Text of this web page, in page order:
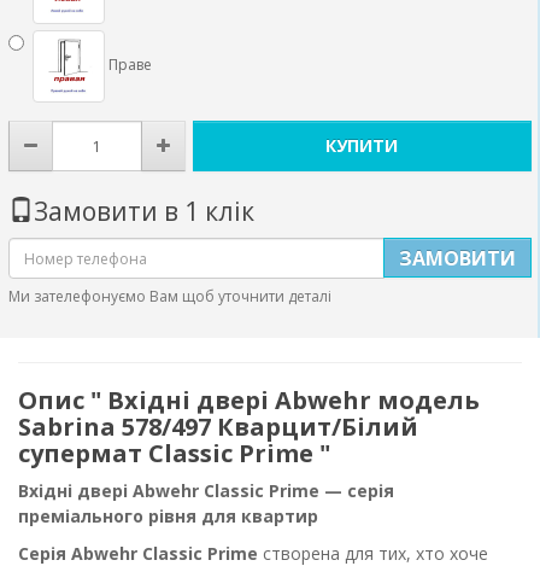
Праве
КУПИТИ
Замовити в 1 клік
ЗАМОВИТИ
Ми зателефонуємо Вам щоб уточнити деталі
Опис " Вхідні двері Abwehr модель
Sabrina 578/497 Кварцит/Білий
супермат Classic Prime "
Вхідні двері Abwehr Classic Prime — серія
преміального рівня для квартир
Серія Abwehr Classic Prime створена для тих, хто хоче